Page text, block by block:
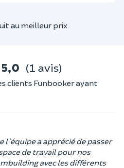
au meilleur prix
5,0 (1 avis)
clients Funbooker ayant
l'équipe a apprécié de passer
de travail pour nos
avec les différents